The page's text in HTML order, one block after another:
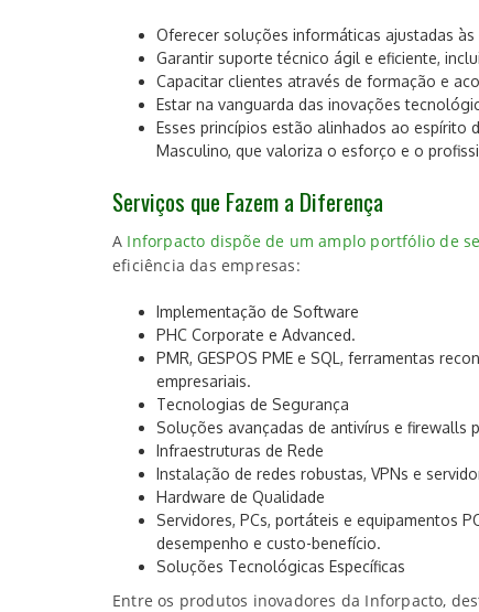
Oferecer soluções informáticas ajustadas
Garantir suporte técnico ágil e eficiente,
Capacitar clientes através de formação e
Estar na vanguarda das inovações
Esses princípios estão alinhados ao
Masculino, que valoriza o esforço e o
Serviços que Fazem a Diferença
A Inforpacto dispõe de um amplo portfólio de
eficiência das empresas:
Implementação de Software
PHC Corporate e Advanced.
PMR, GESPOS PME e SQL, ferramentas
empresariais.
Tecnologias de Segurança
Soluções avançadas de antivírus e
Infraestruturas de Rede
Instalação de redes robustas, VPNs e
Hardware de Qualidade
Servidores, PCs, portáteis e equipamentos
desempenho e custo-benefício.
Soluções Tecnológicas Específicas
Entre os produtos inovadores da Inforpacto,